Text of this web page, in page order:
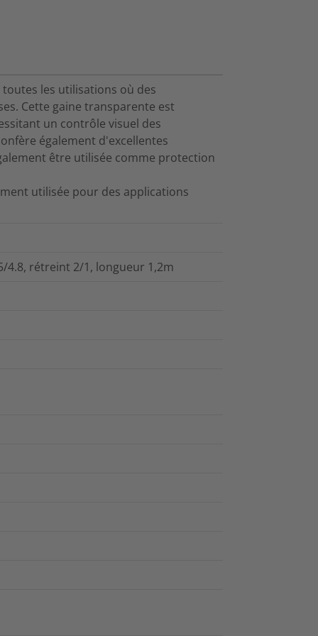
les utilisations où des
Cette gaine transparente est
un contrôle visuel des
également d'excellentes
être utilisée comme protection
utilisée pour des applications
4.8, rétreint 2/1, longueur 1,2m